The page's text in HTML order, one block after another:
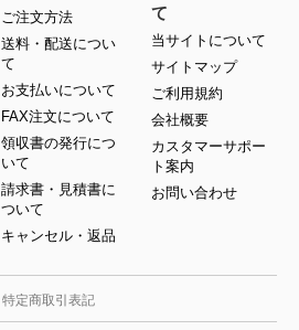
特定商取引表記
ご注文方法
送料・配送につい
て
お支払いについて
FAX注文について
領収書の発行につ
いて
請求書・見積書に
ついて
キャンセル・返品
て
当サイトについて
サイトマップ
ご利用規約
会社概要
カスタマーサポー
ト案内
お問い合わせ